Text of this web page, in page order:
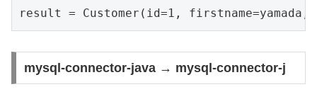
result = Customer(id=1, firstname=yamada,
mysql-connector-java → mysql-connector-j